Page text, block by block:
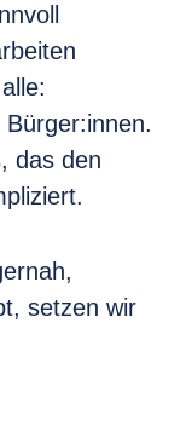
das den
setzen wir